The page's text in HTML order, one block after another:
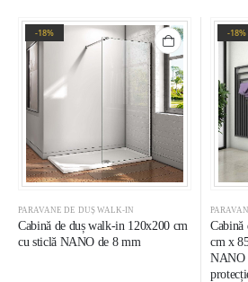
-18%
PARAVANE DE DUȘ WALK-IN
Cabină de duș walk-in 120x200 cm
cu sticlă NANO de 8 mm
-18%
Cabină
cm x
NANO